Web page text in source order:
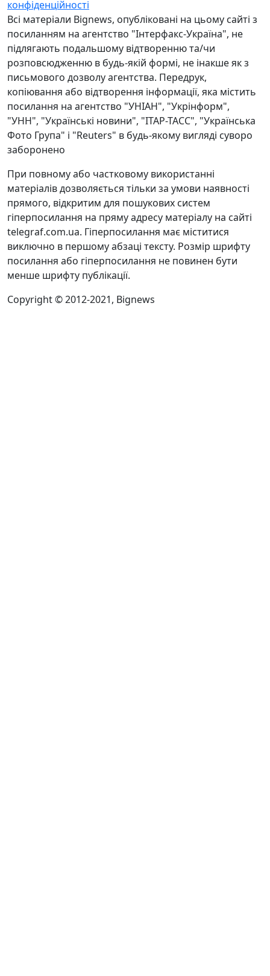
конфіденційності
Всі матеріали Bignews, опубліковані на цьому сайті з
посиланням на агентство "Інтерфакс-Україна", не
підлягають подальшому відтворенню та/чи
розповсюдженню в будь-якій формі, не інакше як з
письмового дозволу агентства. Передрук,
копіювання або відтворення інформації, яка містить
посилання на агентство "УНІАН", "Укрінформ",
"УНН", "Українські новини", "ІТАР-ТАСС", "Українська
Фото Група" і "Reuters" в будь-якому вигляді суворо
заборонено
При повному або частковому використанні
матеріалів дозволяється тільки за умови наявності
прямого, відкритим для пошукових систем
гіперпосилання на пряму адресу матеріалу на сайті
telegraf.com.ua. Гіперпосилання має міститися
виключно в першому абзаці тексту. Розмір шрифту
посилання або гіперпосилання не повинен бути
менше шрифту публікації.
Copyright © 2012-2021, Bignews